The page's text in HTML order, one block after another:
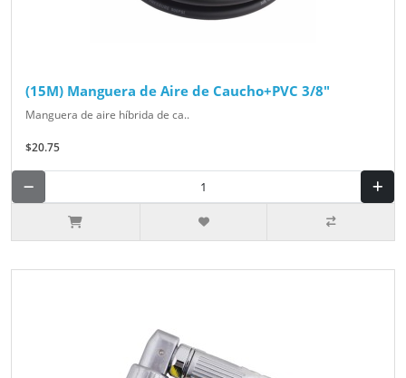
(15M) Manguera de Aire de Caucho+PVC 3/8"
Manguera de aire híbrida de ca..
$20.75